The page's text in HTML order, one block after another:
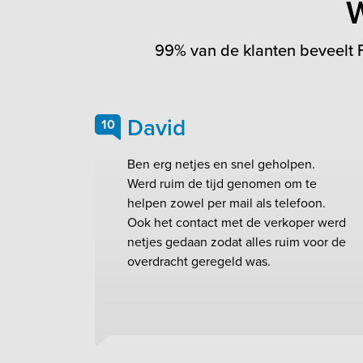
99% van de klanten beveelt
10 David
Ben erg netjes en snel geholpen.
Werd ruim de tijd genomen om te
helpen zowel per mail als telefoon.
Ook het contact met de verkoper werd
netjes gedaan zodat alles ruim voor de
overdracht geregeld was.